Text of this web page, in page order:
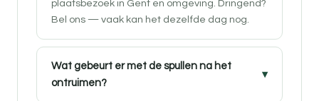
plaatsbezoek in Gent en omgeving. Dringend?
Bel ons — vaak kan het dezelfde dag nog.
Wat gebeurt er met de spullen na het
ontruimen?